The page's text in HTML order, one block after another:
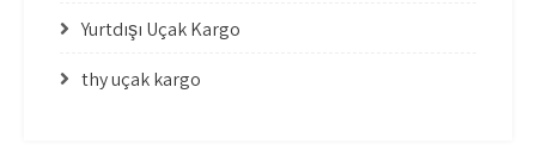
Yurtdışı Uçak Kargo
thy uçak kargo